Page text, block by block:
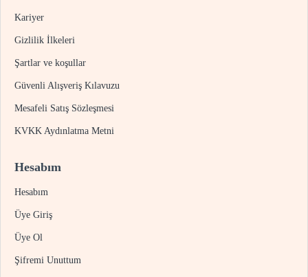
Kariyer
Gizlilik İlkeleri
Şartlar ve koşullar
Güvenli Alışveriş Kılavuzu
Mesafeli Satış Sözleşmesi
KVKK Aydınlatma Metni
Hesabım
Hesabım
Üye Giriş
Üye Ol
Şifremi Unuttum